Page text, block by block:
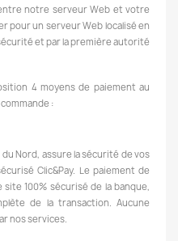
notre serveur Web et votre
pour un serveur Web localisé en
et par la première autorité
4 moyens de paiement au
:
Nord, assure la sécurité de vos
Clic&Pay. Le paiement de
100% sécurisé de la banque,
de la transaction. Aucune
nos services.